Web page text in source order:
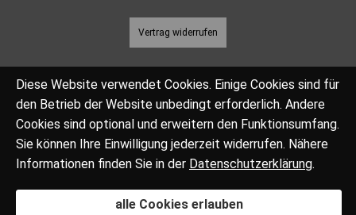
Vertrag widerrufen
Diese Website verwendet Cookies. Einige Cookies sind für
den Betrieb der Website unbedingt erforderlich. Andere
Cookies sind optional und erweitern den Funktionsumfang.
Sie können Ihre Einwilligung jederzeit widerrufen. Nähere
Informationen finden Sie in der Datenschutzerklärung.
alle Cookies erlauben